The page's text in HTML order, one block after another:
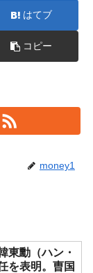
フとは？
以前に最高位
はてブ
コピー
money1
東勳（ハン・
を表明。曺国